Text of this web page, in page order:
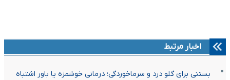
اخبار مرتبط
بستنی برای گلو درد و سرماخوردگی؛ درمانی خوشمزه یا باور اشتباه